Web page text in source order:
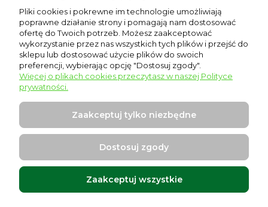
Moje konto
Płatności i dostawa
Informacje
Warszawska 17, 96-500 Sochaczew
Projekt i wykonanie:Ecommercy.pl
Pliki cookies i pokrewne im technologie umożliwiają
poprawne działanie strony i pomagają nam dostosować
ofertę do Twoich potrzeb. Możesz zaakceptować
wykorzystanie przez nas wszystkich tych plików i przejść do
sklepu lub dostosować użycie plików do swoich
preferencji, wybierając opcję "Dostosuj zgody".
Więcej o plikach cookies przeczytasz w naszej Polityce
prywatności.
Zaakceptuj tylko niezbędne
Dostosuj zgody
Zaakceptuj wszystkie